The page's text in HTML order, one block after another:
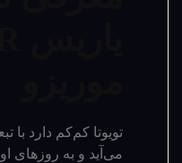
تویوتا کم‌کم دارد با
می‌آید و به روزهای